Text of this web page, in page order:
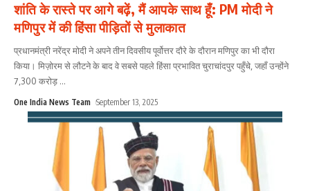
शांति के रास्ते पर आगे बढ़ें, मैं आपके साथ हूँ: PM मोदी ने
मणिपुर में की हिंसा पीड़ितों से मुलाकात
प्रधानमंत्री नरेंद्र मोदी ने अपने तीन दिवसीय पूर्वोत्तर दौरे के दौरान मणिपुर का भी दौरा
किया। मिज़ोरम से लौटने के बाद वे सबसे पहले हिंसा प्रभावित चुराचांदपुर पहुँचे, जहाँ उन्होंने
7,300 करोड़ ...
One India News Team September 13, 2025